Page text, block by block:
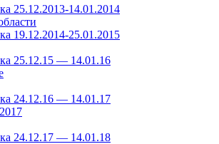
25.12.2013-14.01.2014
19.12.2014-25.01.2015
25.12.15 — 14.01.16
24.12.16 — 14.01.17
24.12.17 — 14.01.18